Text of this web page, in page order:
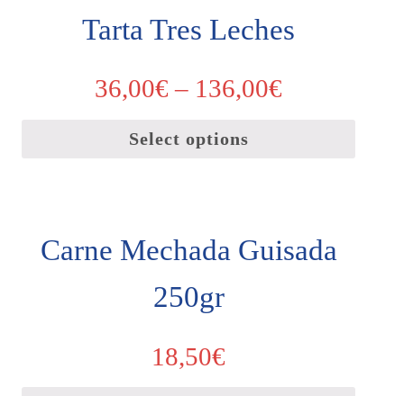
Tarta Tres Leches
36,00€ – 136,00€
Select options
Carne Mechada Guisada
250gr
18,50€